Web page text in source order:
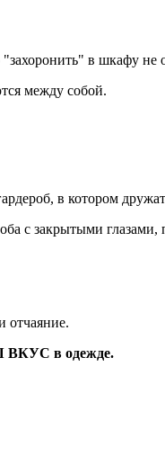
в шкафу не
между собой.
в котором
с закрытыми
отчаяние.
ВКУС в одежде.